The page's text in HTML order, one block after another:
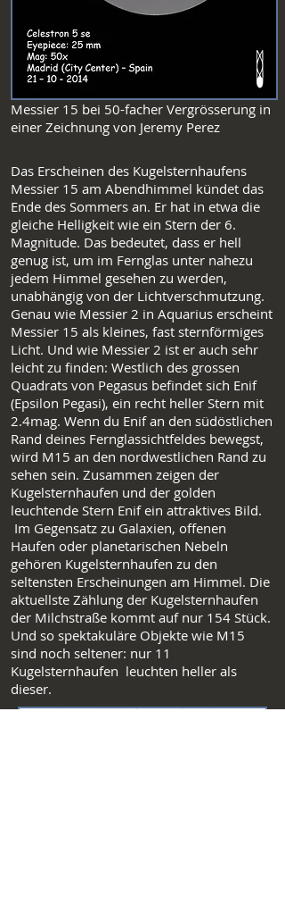
Messier 15 bei 50-facher Vergrösserung in
einer Zeichnung von Jeremy Perez
Das Erscheinen des Kugelsternhaufens
Messier 15 am Abendhimmel kündet das
Ende des Sommers an. Er hat in etwa die
gleiche Helligkeit wie ein Stern der 6.
Magnitude. Das bedeutet, dass er hell
genug ist, um im Fernglas unter nahezu
jedem Himmel gesehen zu werden,
unabhängig von der Lichtverschmutzung.
Genau wie Messier 2 in Aquarius erscheint
Messier 15 als kleines, fast sternförmiges
Licht. Und wie Messier 2 ist er auch sehr
leicht zu finden: Westlich des grossen
Quadrats von Pegasus befindet sich Enif
(Epsilon Pegasi), ein recht heller Stern mit
2.4mag. Wenn du Enif an den südöstlichen
Rand deines Fernglassichtfeldes bewegst,
wird M15 an den nordwestlichen Rand zu
sehen sein. Zusammen zeigen der
Kugelsternhaufen und der golden
leuchtende Stern Enif ein attraktives Bild.
Im Gegensatz zu Galaxien, offenen
Haufen oder planetarischen Nebeln
gehören Kugelsternhaufen zu den
seltensten Erscheinungen am Himmel. Die
aktuellste Zählung der Kugelsternhaufen
der Milchstraße kommt auf nur 154 Stück.
Und so spektakuläre Objekte wie M15
sind noch seltener: nur 11
Kugelsternhaufen leuchten heller als
dieser.